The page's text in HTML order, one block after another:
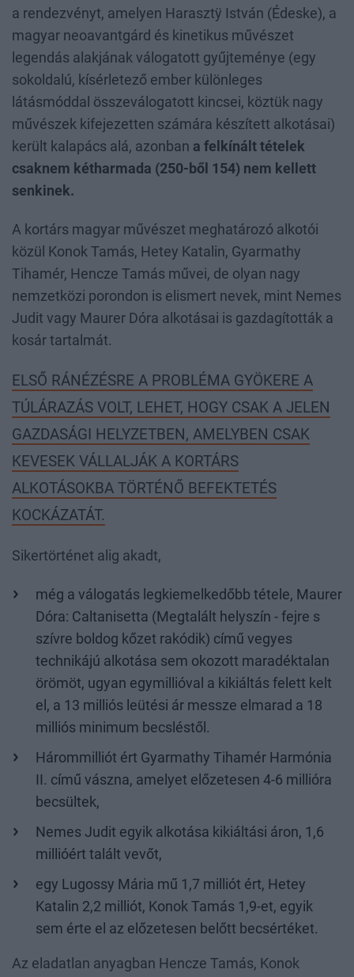
a rendezvényt, amelyen Harasztÿ István (Édeske), a
magyar neoavantgárd és kinetikus művészet
legendás alakjának válogatott gyűjteménye (egy
sokoldalú, kísérletező ember különleges
látásmóddal összeválogatott kincsei, köztük nagy
művészek kifejezetten számára készített alkotásai)
került kalapács alá, azonban a felkínált tételek
csaknem kétharmada (250-ből 154) nem kellett
senkinek.
A kortárs magyar művészet meghatározó alkotói
közül Konok Tamás, Hetey Katalin, Gyarmathy
Tihamér, Hencze Tamás művei, de olyan nagy
nemzetközi porondon is elismert nevek, mint Nemes
Judit vagy Maurer Dóra alkotásai is gazdagították a
kosár tartalmát.
ELSŐ RÁNÉZÉSRE A PROBLÉMA GYÖKERE A
TÚLÁRAZÁS VOLT, LEHET, HOGY CSAK A JELEN
GAZDASÁGI HELYZETBEN, AMELYBEN CSAK
KEVESEK VÁLLALJÁK A KORTÁRS
ALKOTÁSOKBA TÖRTÉNŐ BEFEKTETÉS
KOCKÁZATÁT.
Sikertörténet alig akadt,
még a válogatás legkiemelkedőbb tétele, Maurer
Dóra: Caltanisetta (Megtalált helyszín - fejre s
szívre boldog kőzet rakódik) című vegyes
technikájú alkotása sem okozott maradéktalan
örömöt, ugyan egymillióval a kikiáltás felett kelt
el, a 13 milliós leütési ár messze elmarad a 18
milliós minimum becsléstől.
Hárommilliót ért Gyarmathy Tihamér Harmónia
II. című vászna, amelyet előzetesen 4-6 millióra
becsültek,
Nemes Judit egyik alkotása kikiáltási áron, 1,6
millióért talált vevőt,
egy Lugossy Mária mű 1,7 milliót ért, Hetey
Katalin 2,2 milliót, Konok Tamás 1,9-et, egyik
sem érte el az előzetesen belőtt becsértéket.
Az eladatlan anyagban Hencze Tamás, Konok